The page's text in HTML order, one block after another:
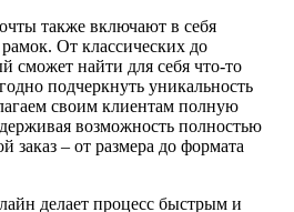
также включают в себя
От классических до
сможет найти для себя что-то
подчеркнуть уникальность
своим клиентам полную
возможность полностью
заказ – от размера до формата
делает процесс быстрым и